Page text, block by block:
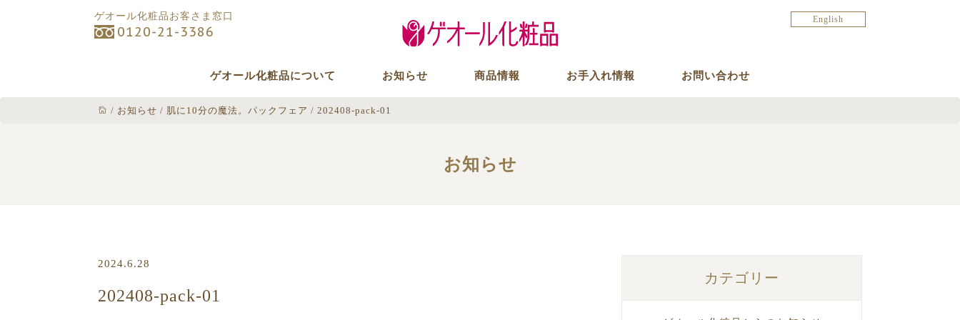
ゲオール化粧品について お知らせ 商品情報 お手入れ情報 お問い合わせ
ゲオール化粧品お客さま窓口
0120-21-3386
English
/ お知らせ / 肌に10分の魔法。パックフェア / 202408-pack-01
お知らせ
2024.6.28
202408-pack-01
カテゴリー